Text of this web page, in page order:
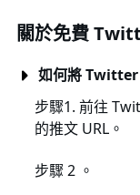
關於免費
如何將 Twitter
步驟1. 前往
的推文 URL。
步驟 2 。